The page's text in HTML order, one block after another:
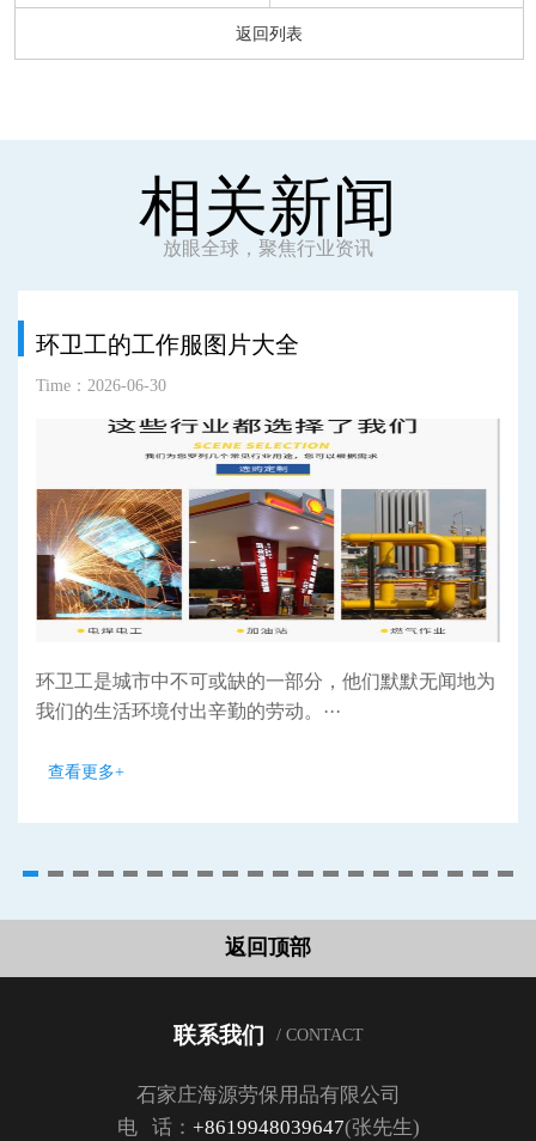
返回列表
相关新闻
放眼全球，聚焦行业资讯
环卫工的工作服图片大全
Time：2026-06-30
环卫工是城市中不可或缺的一部分，他们默默无闻地为
我们的生活环境付出辛勤的劳动。···
查看更多+
返回顶部
联系我们 / CONTACT
石家庄海源劳保用品有限公司
电 话： +8619948039647(张先生)